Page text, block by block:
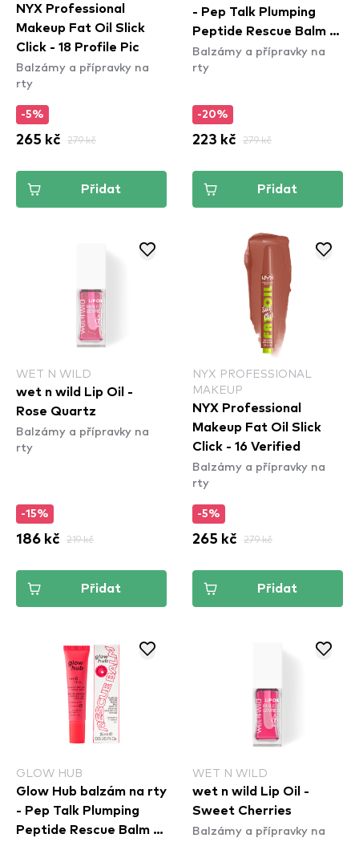
NYX Professional
Makeup Fat Oil Slick
Click - 18 Profile Pic
Balzámy a přípravky na
rty
-5%
265 kč 279 kč
Přidat
- Pep Talk Plumping
Peptide Rescue Balm -
Mango
Balzámy a přípravky na
rty
-20%
223 kč 279 kč
Přidat
WET N WILD
wet n wild Lip Oil -
Rose Quartz
Balzámy a přípravky na
rty
-15%
186 kč 219 kč
Přidat
NYX PROFESSIONAL
MAKEUP
NYX Professional
Makeup Fat Oil Slick
Click - 16 Verified
Balzámy a přípravky na
rty
-5%
265 kč 279 kč
Přidat
GLOW HUB
Glow Hub balzám na rty
- Pep Talk Plumping
Peptide Rescue Balm -
WET N WILD
wet n wild Lip Oil -
Sweet Cherries
Balzámy a přípravky na